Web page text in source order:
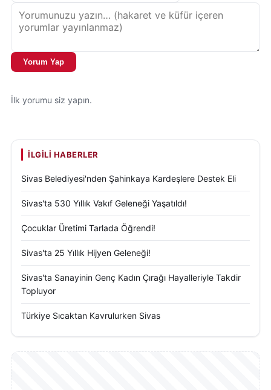
Yorum Yap
İlk yorumu siz yapın.
İLGILI HABERLER
Sivas Belediyesi'nden Şahinkaya Kardeşlere Destek Eli
Sivas'ta 530 Yıllık Vakıf Geleneği Yaşatıldı!
Çocuklar Üretimi Tarlada Öğrendi!
Sivas'ta 25 Yıllık Hijyen Geleneği!
Sivas'ta Sanayinin Genç Kadın Çırağı Hayalleriyle Takdir
Topluyor
Türkiye Sıcaktan Kavrulurken Sivas